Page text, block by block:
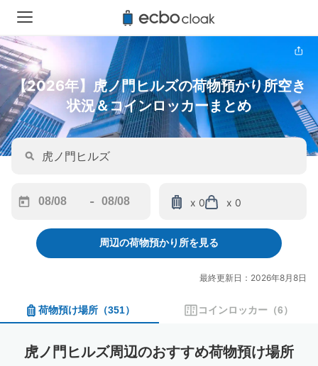
【2026年】虎ノ門ヒルズの荷物預かり所空き
状況＆コインロッカーまとめ
forward
interact
calendar
and
a
date.
-
backward
to
interact
and
a
date.
x 0 x 0
周辺の荷物預かり所を見る
最終更新日：2026年8月8日
荷物預け場所 （351） コインロッカー （6）
虎ノ門ヒルズ周辺のおすすめ荷物預け場所